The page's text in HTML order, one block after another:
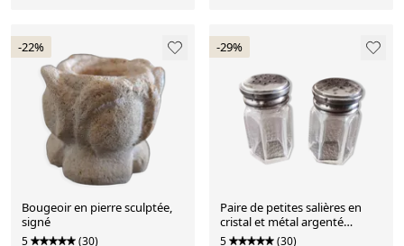
-22%
Bougeoir en pierre sculptée,
signé
5 (30)
-29%
Paire de petites salières en
cristal et métal argenté
période art déco
5 (30)